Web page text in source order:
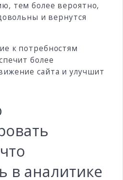
тем более вероятно,
и вернутся
к потребностям
более
сайта и улучшит
в аналитике